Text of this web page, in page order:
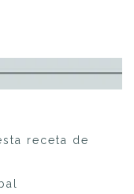
receta de